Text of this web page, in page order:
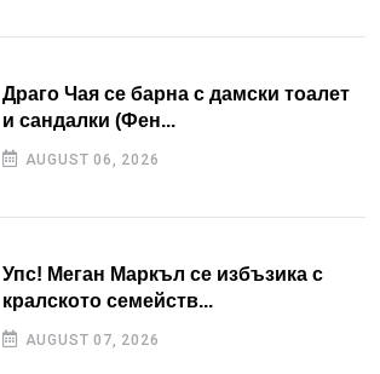
Драго Чая се барна с дамски тоалет
и сандалки (Фен...
AUGUST 06, 2026
Упс! Меган Маркъл се избъзика с
кралското семейств...
AUGUST 07, 2026